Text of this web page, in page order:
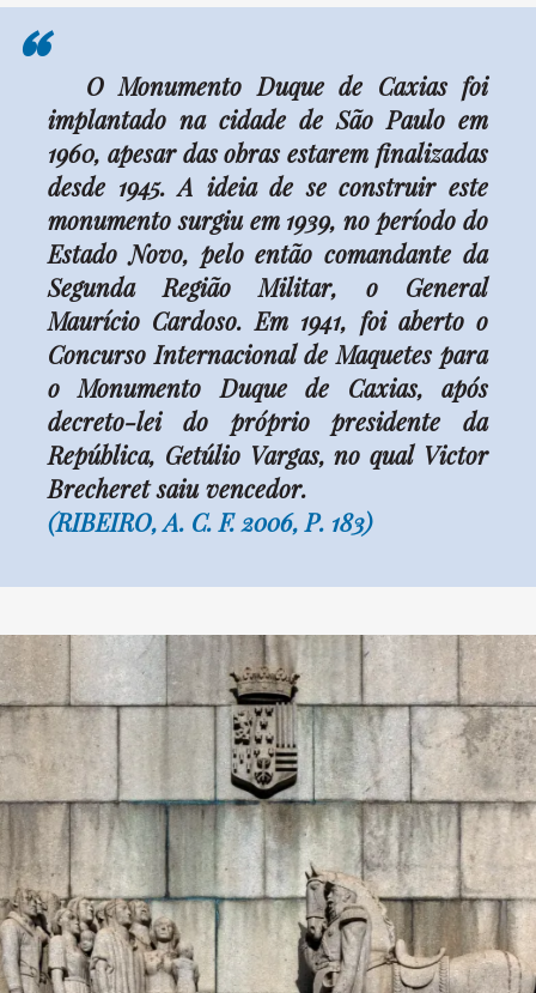
“
O Monumento Duque de Caxias foi
implantado na cidade de São Paulo em
1960, apesar das obras estarem finalizadas
desde 1945. A ideia de se construir este
monumento surgiu em 1939, no período do
Estado Novo, pelo então comandante da
Segunda Região Militar, o General
Maurício Cardoso. Em 1941, foi aberto o
Concurso Internacional de Maquetes para
o Monumento Duque de Caxias, após
decreto-lei do próprio presidente da
República, Getúlio Vargas, no qual Victor
Brecheret saiu vencedor.
(RIBEIRO, A. C. F. 2006, P. 183)